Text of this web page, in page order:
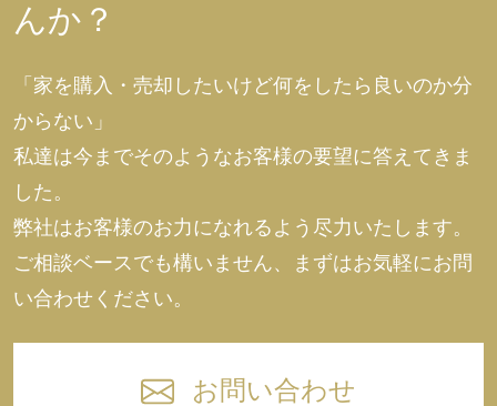
んか？
「家を購入・売却したいけど何をしたら良いのか分
からない」
私達は今までそのようなお客様の要望に答えてきま
した。
弊社はお客様のお力になれるよう尽力いたします。
ご相談ベースでも構いません、まずはお気軽にお問
い合わせください。
お問い合わせ